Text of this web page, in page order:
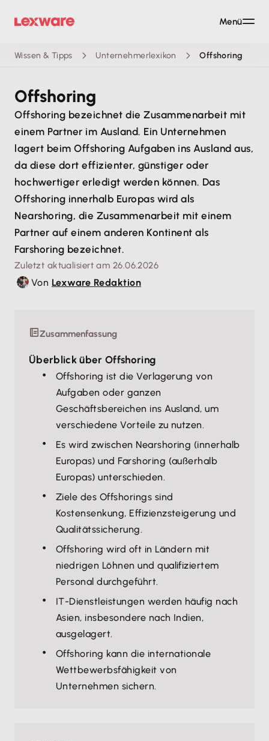
Wissen & Tipps Unternehmerlexikon Offshoring
Offshoring
Offshoring bezeichnet die Zusammenarbeit mit
einem Partner im Ausland. Ein Unternehmen
lagert beim Offshoring Aufgaben ins Ausland aus,
da diese dort effizienter, günstiger oder
hochwertiger erledigt werden können. Das
Offshoring innerhalb Europas wird als
Nearshoring, die Zusammenarbeit mit einem
Partner auf einem anderen Kontinent als
Farshoring bezeichnet.
Zuletzt aktualisiert am 26.06.2026
Von Lexware Redaktion
Zusammenfassung
Überblick über Offshoring
Offshoring ist die Verlagerung von
Aufgaben oder ganzen
Geschäftsbereichen ins Ausland, um
verschiedene Vorteile zu nutzen.
Es wird zwischen Nearshoring (innerhalb
Europas) und Farshoring (außerhalb
Europas) unterschieden.
Ziele des Offshorings sind
Kostensenkung, Effizienzsteigerung und
Qualitätssicherung.
Offshoring wird oft in Ländern mit
niedrigen Löhnen und qualifiziertem
Personal durchgeführt.
IT-Dienstleistungen werden häufig nach
Asien, insbesondere nach Indien,
ausgelagert.
Offshoring kann die internationale
Wettbewerbsfähigkeit von
Unternehmen sichern.
Menü